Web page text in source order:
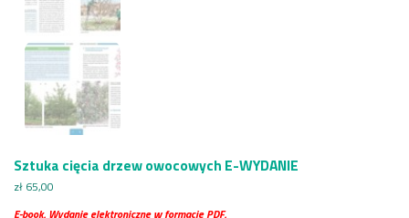
Sztuka cięcia drzew owocowych E-WYDANIE
zł 65,00
E-book. Wydanie elektroniczne w formacie PDF.